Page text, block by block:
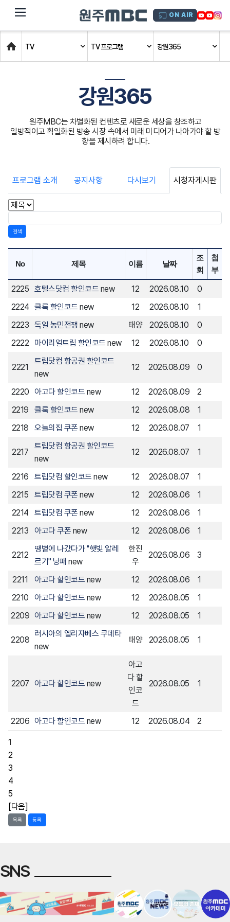
dehaze ON AIR
Home
TV TV 프로그램 강원365
강원365
원주MBC는 차별화된 컨텐츠로 새로운 세상을 창조하고
일방적이고 획일화된 방송 시장 속에서 미래 미디어가 나아가야 할 방
향을 제시하려 합니다.
프로그램 소개 공지사항 다시보기 시청자게시판
검색
No 제목 이름 날짜
조
회
첨
부
2225 호텔스닷컴 할인코드 new 12 2026.08.10
0
2224 클룩 할인코드 new 12 2026.08.10
1
2223 독일 농민전쟁 new 태양 2026.08.10
0
2222
마이리얼트립 할인코드 new 12 2026.08.10 0
2221
트립닷컴 항공권 할인코드
new
12 2026.08.09 0
2220 아고다 할인코드 new 12 2026.08.09
2
2219
클룩 할인코드 new 12 2026.08.08
1
2218
오늘의집 쿠폰 new 12 2026.08.07 1
2217
트립닷컴 항공권 할인코드
new
12 2026.08.07 1
2216 트립닷컴 할인코드 new 12 2026.08.07
1
2215
트립닷컴 쿠폰 new 12 2026.08.06
1
2214
트립닷컴 쿠폰 new 12 2026.08.06
1
2213
아고다 쿠폰 new 12 2026.08.06 1
2212
땡볕에 나갔다가 ''햇빛 알레
르기'' 낭패 new
한진
우
2026.08.06 3
2211 아고다 할인코드 new 12 2026.08.06
1
2210
아고다 할인코드 new 12 2026.08.05
1
2209 아고다 할인코드 new 12 2026.08.05 1
2208
러시아의 옐리자베스 쿠데타
new
태양 2026.08.05 1
2207 아고다 할인코드 new
아고
다 할
인코
드
2026.08.05 1
2206 아고다 할인코드 new 12 2026.08.04 2
1
2
3
4
5
[다음]
목록 등록
SNS